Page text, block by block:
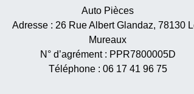
Auto Pièces
Adresse : 26 Rue Albert Glandaz, 78130
Mureaux
N° d’agrément : PPR7800005D
Téléphone : 06 17 41 96 75